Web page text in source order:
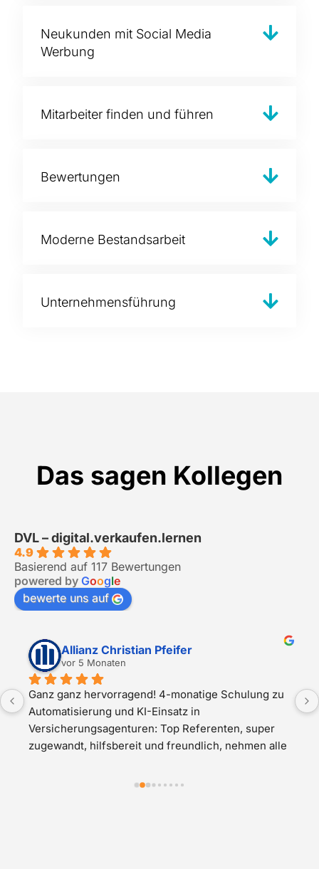
Neukunden mit Social Media
Werbung
Mitarbeiter finden und führen
Bewertungen
Moderne Bestandsarbeit
Unternehmensführung
Das sagen Kollegen
DVL – digital.verkaufen.lernen
4.9
Basierend auf 117 Bewertungen
powered by Google
bewerte uns auf
Allianz Christian Pfeifer
vor 5 Monaten
Ganz ganz hervorragend! 4-monatige Schulung zu
Automatisierung und KI-Einsatz in
Versicherungsagenturen: Top Referenten, super
zugewandt, hilfsbereit und freundlich, nehmen alle
was will man mehr? Absolut Top!